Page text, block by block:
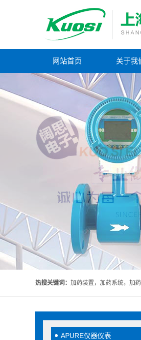
网站首页 关于我
热搜关键词： 加药装置，加药系统，加
APURE仪器仪表